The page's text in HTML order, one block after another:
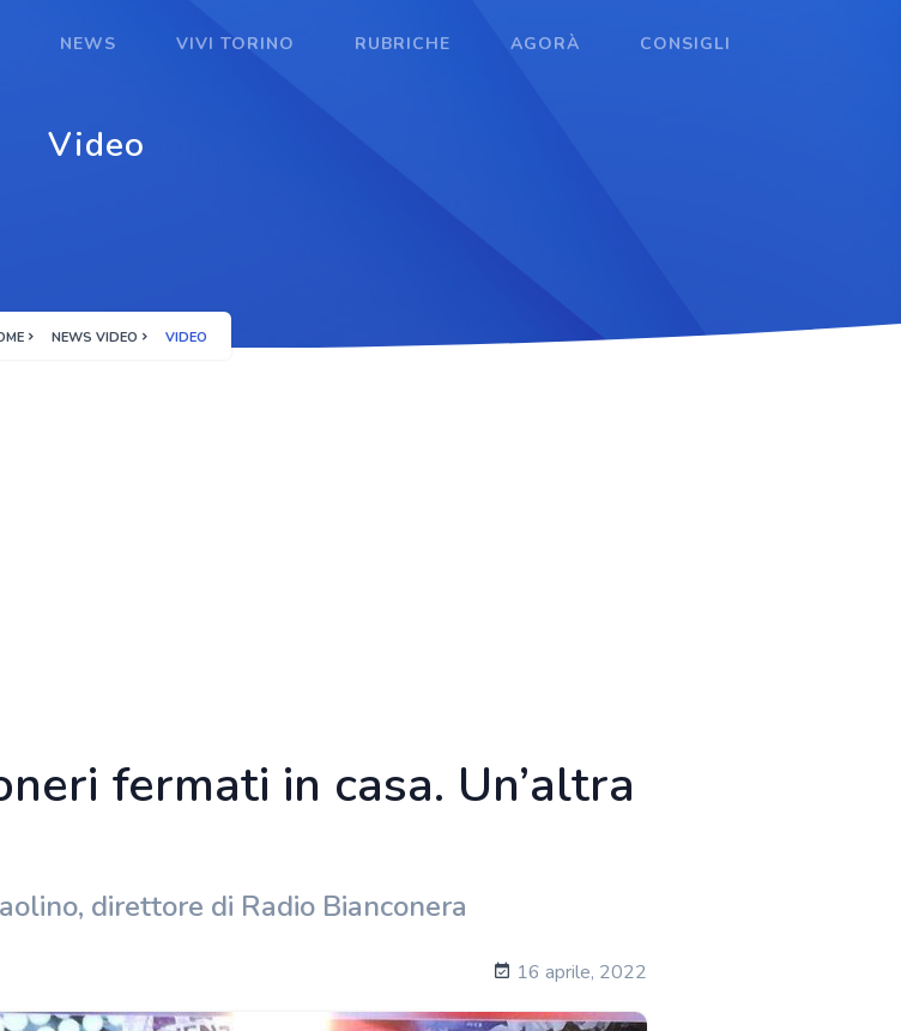
NEWS VIVI TORINO RUBRICHE AGORÀ CONSIGLI
Video
NEWS VIDEO VIDEO
fermati in casa. Un’altra
direttore di Radio Bianconera
16 aprile, 2022